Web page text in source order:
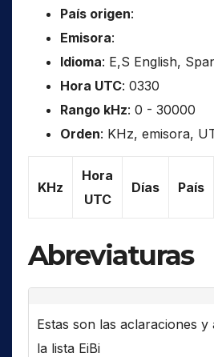
País origen:
Emisora:
Idioma: E,S English,
Hora UTC: 0330
Rango kHz: 0 - 30000
Orden: KHz, emisora,
KHz
Hora
UTC
Días País
Abreviaturas
Estas son las aclaraciones
la lista EiBi